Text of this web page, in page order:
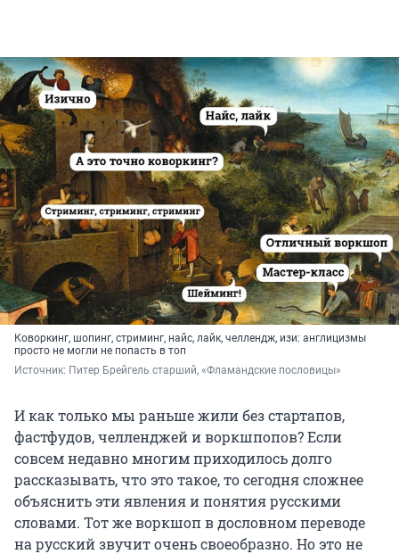
Коворкинг, шопинг, стриминг, найс, лайк, челлендж, изи: англицизмы
просто не могли не попасть в топ
Источник: Питер Брейгель старший, «Фламандские пословицы»
И как только мы раньше жили без стартапов,
фастфудов, челленджей и воркшпопов? Если
совсем недавно многим приходилось долго
рассказывать, что это такое, то сегодня сложнее
объяснить эти явления и понятия русскими
словами. Тот же воркшоп в дословном переводе
на русский звучит очень своеобразно. Но это не